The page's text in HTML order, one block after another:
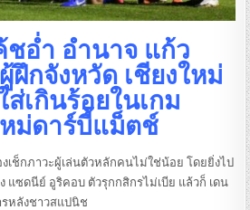
ชอ่ำ อำนาจ แก้ว
ฝึกจังหวัด เชียงใหม่
เกินร้อยในเกม
ม่ดาร์บี้แม็ตช์
เช็กภาวะผู้เล่นตัวหลักคนไม่ใช่น้อย โดยยิ่งไป
แซดนีย์ อูริคอบ ตัวรุกกสิกรไม่เบีย แล้วก็ เดน
รหลังชาวสแปนิช